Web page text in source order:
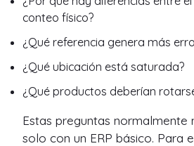
conteo físico?
¿Qué referencia genera más
¿Qué ubicación está saturada?
¿Qué productos deberían
Estas preguntas normalmente
solo con un ERP básico. Para